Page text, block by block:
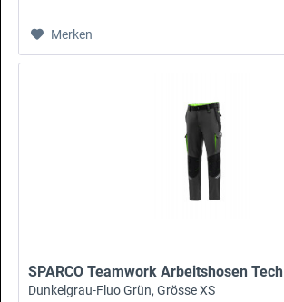
Merken
SPARCO Teamwork Arbeitshosen Tech
Dunkelgrau-Fluo Grün, Grösse XS